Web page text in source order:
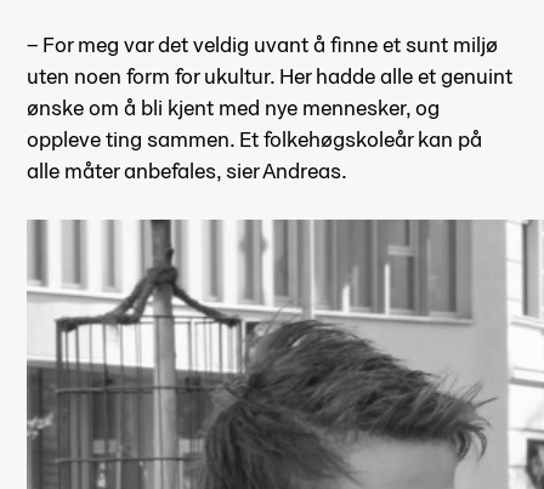
– For meg var det veldig uvant å finne et sunt miljø
uten noen form for ukultur. Her hadde alle et genuint
ønske om å bli kjent med nye mennesker, og
oppleve ting sammen. Et folkehøgskoleår kan på
alle måter anbefales, sier Andreas.